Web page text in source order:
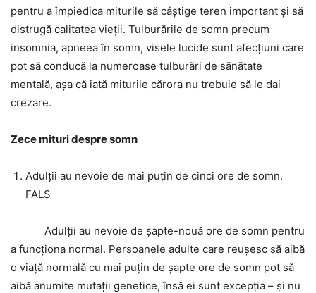
pentru a împiedica miturile să câștige teren important și să
distrugă calitatea vieții. Tulburările de somn precum
insomnia, apneea în somn, visele lucide sunt afecțiuni care
pot să conducă la numeroase tulburări de sănătate
mentală, așa că iată miturile cărora nu trebuie să le dai
crezare.
Zece mituri despre somn
Adulții au nevoie de mai puțin de cinci ore de somn.
FALS
Adulții au nevoie de șapte-nouă ore de somn pentru
a funcționa normal. Persoanele adulte care reușesc să aibă
o viață normală cu mai puțin de șapte ore de somn pot să
aibă anumite mutații genetice, însă ei sunt excepția – și nu